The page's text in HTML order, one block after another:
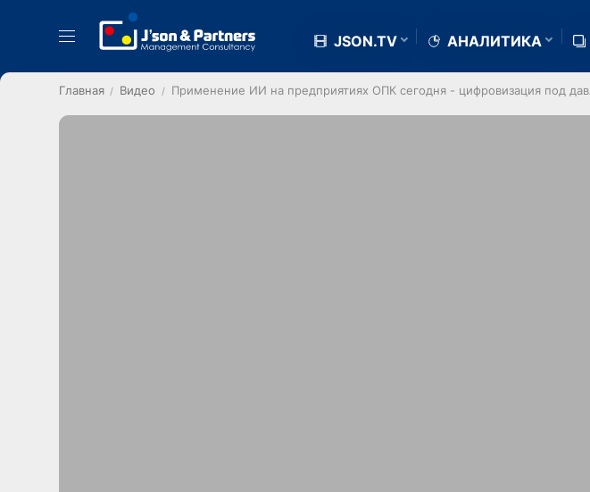
JSON.TV АНАЛИТИКА
Главная Видео Применение ИИ на предприятиях ОПК сегодня - цифровизация под